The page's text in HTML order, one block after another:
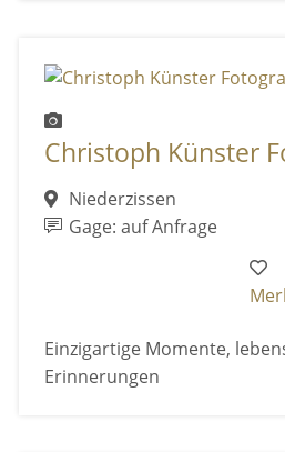
Christoph Künster
Niederzissen
Gage: auf Anfrage
Einzigartige Momente,
Erinnerungen